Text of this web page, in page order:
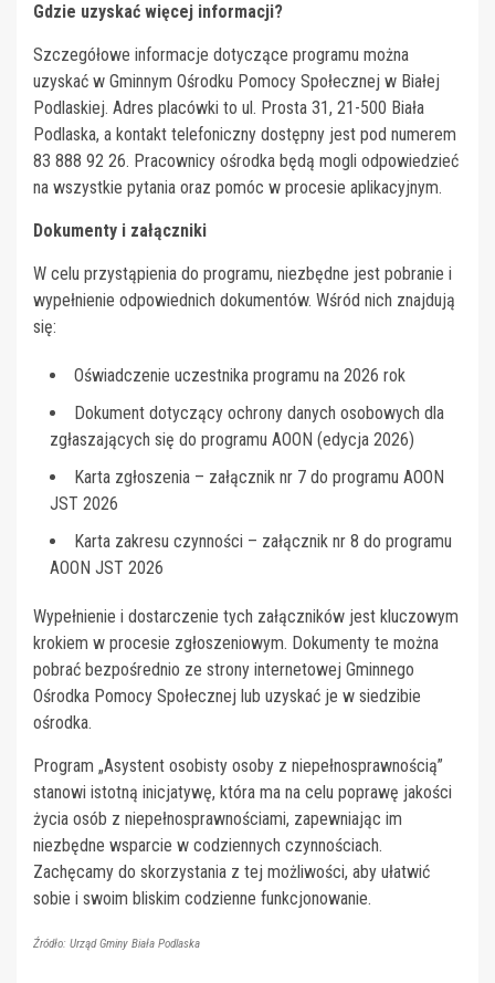
Gdzie uzyskać więcej informacji?
Szczegółowe informacje dotyczące programu można
uzyskać w Gminnym Ośrodku Pomocy Społecznej w Białej
Podlaskiej. Adres placówki to ul. Prosta 31, 21-500 Biała
Podlaska, a kontakt telefoniczny dostępny jest pod numerem
83 888 92 26. Pracownicy ośrodka będą mogli odpowiedzieć
na wszystkie pytania oraz pomóc w procesie aplikacyjnym.
Dokumenty i załączniki
W celu przystąpienia do programu, niezbędne jest pobranie i
wypełnienie odpowiednich dokumentów. Wśród nich znajdują
się:
Oświadczenie uczestnika programu na 2026 rok
Dokument dotyczący ochrony danych osobowych dla
zgłaszających się do programu AOON (edycja 2026)
Karta zgłoszenia – załącznik nr 7 do programu AOON
JST 2026
Karta zakresu czynności – załącznik nr 8 do programu
AOON JST 2026
Wypełnienie i dostarczenie tych załączników jest kluczowym
krokiem w procesie zgłoszeniowym. Dokumenty te można
pobrać bezpośrednio ze strony internetowej Gminnego
Ośrodka Pomocy Społecznej lub uzyskać je w siedzibie
ośrodka.
Program „Asystent osobisty osoby z niepełnosprawnością”
stanowi istotną inicjatywę, która ma na celu poprawę jakości
życia osób z niepełnosprawnościami, zapewniając im
niezbędne wsparcie w codziennych czynnościach.
Zachęcamy do skorzystania z tej możliwości, aby ułatwić
sobie i swoim bliskim codzienne funkcjonowanie.
Źródło: Urząd Gminy Biała Podlaska